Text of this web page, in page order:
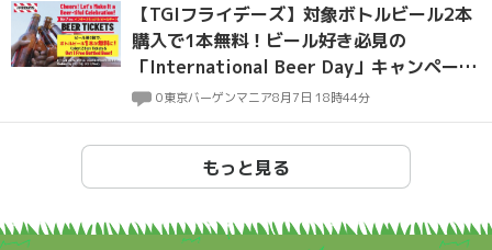
【TGIフライデーズ】対象ボトルビール2本
購入で1本無料！ビール好き必見の
「International Beer Day」キャンペーン
は8月9日まで。
0東京バーゲンマニア8月7日 18時44分
もっと見る